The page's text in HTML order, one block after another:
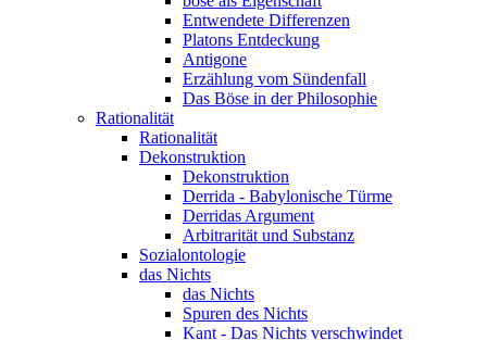
Entwendete Differenzen
Platons Entdeckung
Antigone
Erzählung vom Sündenfall
Das Böse in der Philosophie
Rationalität
Rationalität
Dekonstruktion
Dekonstruktion
Derrida - Babylonische Türme
Derridas Argument
Arbitrarität und Substanz
Sozialontologie
das Nichts
das Nichts
Spuren des Nichts
Kant - Das Nichts verschwindet